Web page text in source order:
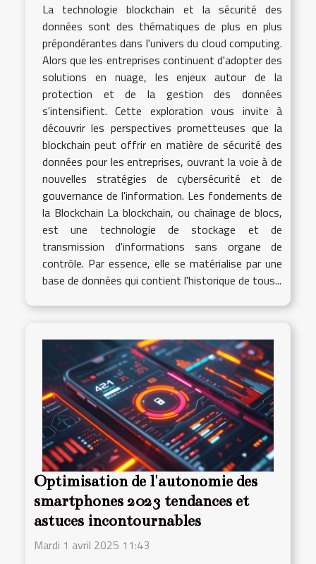
La technologie blockchain et la sécurité des
données sont des thématiques de plus en plus
prépondérantes dans l'univers du cloud computing.
Alors que les entreprises continuent d'adopter des
solutions en nuage, les enjeux autour de la
protection et de la gestion des données
s'intensifient. Cette exploration vous invite à
découvrir les perspectives prometteuses que la
blockchain peut offrir en matière de sécurité des
données pour les entreprises, ouvrant la voie à de
nouvelles stratégies de cybersécurité et de
gouvernance de l'information. Les fondements de
la Blockchain La blockchain, ou chaînage de blocs,
est une technologie de stockage et de
transmission d'informations sans organe de
contrôle. Par essence, elle se matérialise par une
base de données qui contient l'historique de tous...
Optimisation de l'autonomie des
smartphones 2023 tendances et
astuces incontournables
Mardi 1 avril 2025 11:43